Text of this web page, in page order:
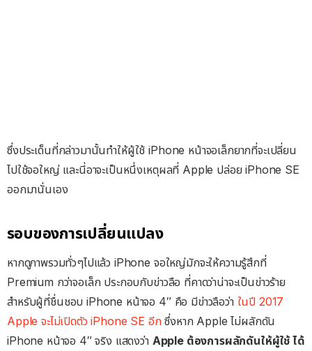
ซึ่งประเด็นที่กล่าวมานั้นทำให้ผู้ใช้ iPhone หน้าจอเล็กยากที่จะเปลี่ยน
ไปใช้จอใหญ่ และนี่อาจะเป็นหนึ่งเหตุผลที่ Apple ปล่อย iPhone SE
ออกมานั่นเอง
รอบของการเปลี่ยนแปลง
หากดูภาพรวมทั่วๆไปแล้ว iPhone จอใหญ่มักจะให้ความรู้สึกที่
Premium กว่าจอเล็ก ประกอบกับข่าวลือ ที่คาดว่าน่าจะเป็นข่าวร้าย
สำหรับผู้ที่ชื่นชอบ iPhone หน้าจอ 4″ คือ มีข่าวลือว่า ในปี 2017
Apple จะไม่เปิดตัว iPhone SE อีกซึ่งหาก Apple ไม่ผลักดัน
iPhone หน้าจอ 4″ จริง แสดงว่า Apple ต้องการผลักดันให้ผู้ใช้ ได้